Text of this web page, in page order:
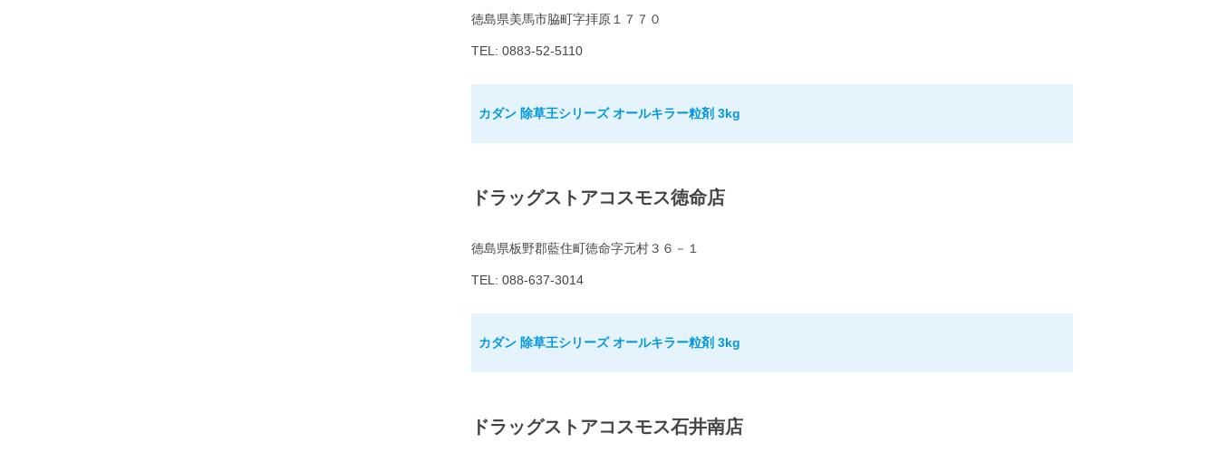
徳島県美馬市脇町字拝原１７７０
TEL: 0883-52-5110
カダン 除草王シリーズ オールキラー粒剤 3kg
ドラッグストアコスモス徳命店
徳島県板野郡藍住町徳命字元村３６－１
TEL: 088-637-3014
カダン 除草王シリーズ オールキラー粒剤 3kg
ドラッグストアコスモス石井南店